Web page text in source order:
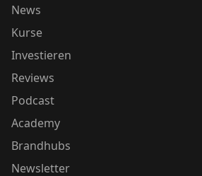
News
Kurse
Investieren
Reviews
Podcast
Academy
Brandhubs
Newsletter